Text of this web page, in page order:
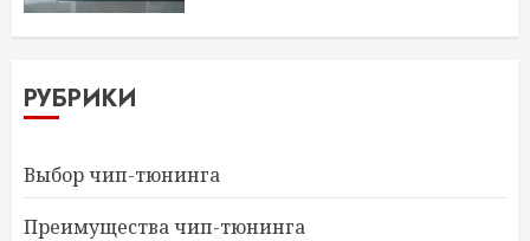
РУБРИКИ
Выбор чип-тюнинга
Преимущества чип-тюнинга